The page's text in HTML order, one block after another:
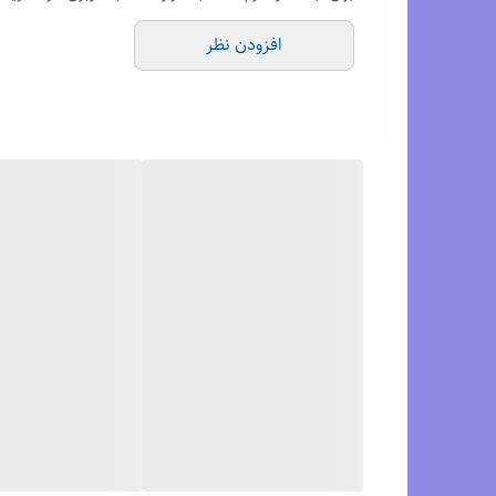
5. لایه‌ی میانی (Midsole):
• فناوری Air Zoom برای جذب ضربه و بازگشت انرژی بیشتر در هنگام دویدنافزودن نظر